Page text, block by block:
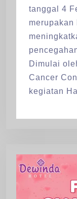
tanggal 4
Dimulai
Cancer
kegiatan